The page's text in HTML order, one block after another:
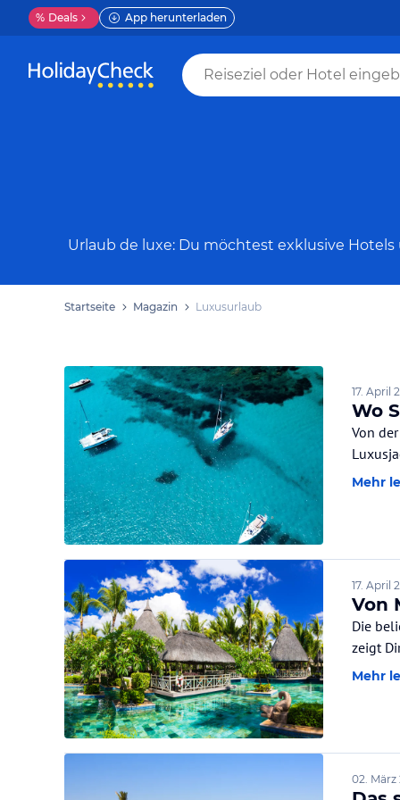
% Deals App herunterladen
Urlaub de luxe: Du möchtest exklusive
Startseite Magazin Luxusurlaub
17. April
Wo
Von
Mehr
17. April
Von
Die
zeigt
Mehr
02. März